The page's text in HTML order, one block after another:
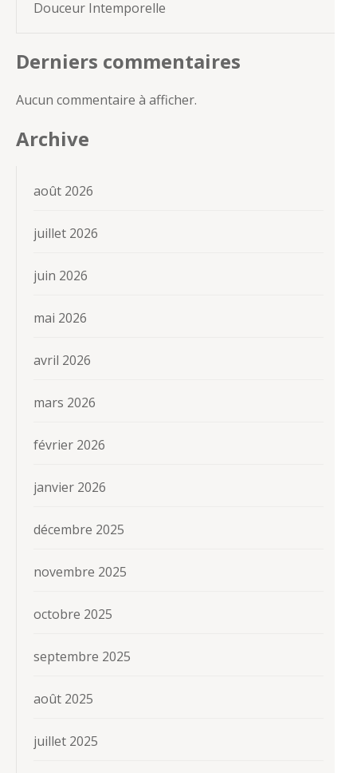
Douceur Intemporelle
Derniers commentaires
Aucun commentaire à afficher.
Archive
août 2026
juillet 2026
juin 2026
mai 2026
avril 2026
mars 2026
février 2026
janvier 2026
décembre 2025
novembre 2025
octobre 2025
septembre 2025
août 2025
juillet 2025